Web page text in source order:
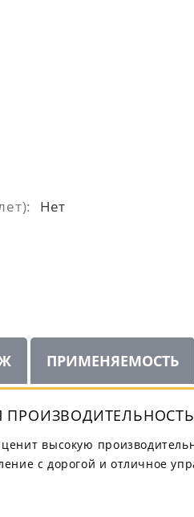
Нет
ПРИМЕНЯЕМОСТЬ
ПРОИЗВОДИТЕЛЬНОСТЬ
высокую
с дорогой и отличное